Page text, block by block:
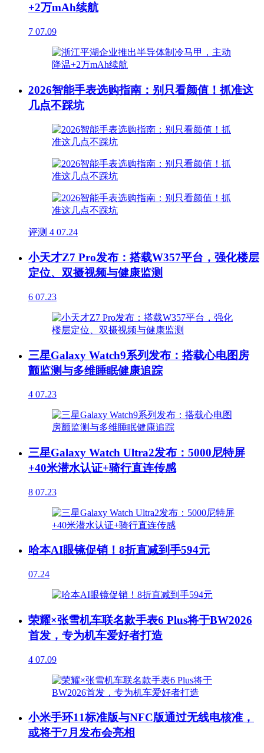
+2万mAh续航
7 07.09
2026智能手表选购指南：别只看颜值！抓准这
几点不踩坑
评测 4 07.24
小天才Z7 Pro发布：搭载W357平台，强化楼层
定位、双摄视频与健康监测
6 07.23
三星Galaxy Watch9系列发布：搭载心电图房
颤监测与多维睡眠健康追踪
4 07.23
三星Galaxy Watch Ultra2发布：5000尼特屏
+40米潜水认证+骑行直连传感
8 07.23
哈本AI眼镜促销！8折直减到手594元
07.24
荣耀×张雪机车联名款手表6 Plus将于BW2026
首发，专为机车爱好者打造
4 07.09
小米手环11标准版与NFC版通过无线电核准，
或将于7月发布会亮相